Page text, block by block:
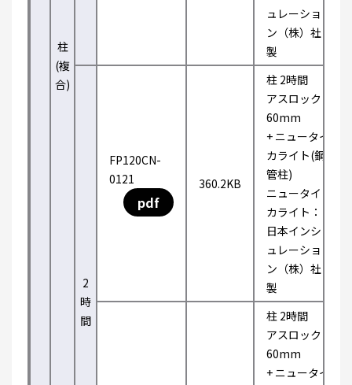
柱
(複
合)
ュレーショ
ン（株）社
製
2
時
間
FP120CN-
0121
pdf
360.2KB
柱 2時間
アスロック
60mm
+ ニュータイ
カライト(鋼
管柱)
ニュータイ
カライト：
日本インシ
ュレーショ
ン（株）社
製
柱 2時間
アスロック
60mm
+ ニュータイ